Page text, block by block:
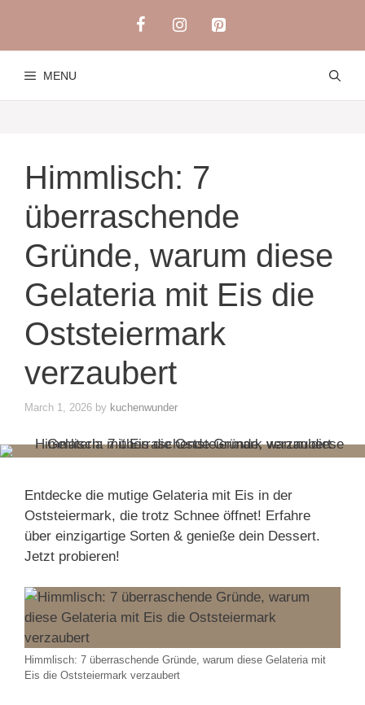
content
MENU
Himmlisch: 7
überraschende
Gründe, warum diese
Gelateria mit Eis die
Oststeiermark
verzaubert
March 1, 2026 by kuchenwunder
Entdecke die mutige Gelateria mit Eis in der
Oststeiermark, die trotz Schnee öffnet! Erfahre
über einzigartige Sorten & genieße dein Dessert.
Jetzt probieren!
Himmlisch: 7 überraschende Gründe, warum diese Gelateria mit
Eis die Oststeiermark verzaubert